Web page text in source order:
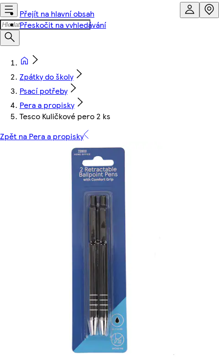
Přejít na hlavní obsah
Přeskočit na vyhledávání
Zpátky do školy
Psací potřeby
Pera a propisky
Tesco Kuličkové pero 2 ks
Zpět na Pera a propisky